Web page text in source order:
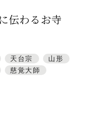
伝わるお寺
天台宗
山形
慈覚大師